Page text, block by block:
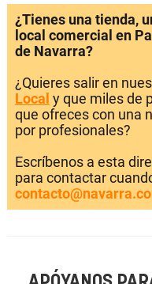
¿Tienes una tienda,
local comercial en
de Navarra?
¿Quieres salir en
Local y que miles de
que ofreces con una
por profesionales?
Escríbenos a esta
para contactar